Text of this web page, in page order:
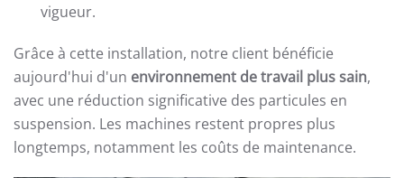
vigueur.
Grâce à cette installation, notre client bénéficie
aujourd'hui d'un environnement de travail plus sain,
avec une réduction significative des particules en
suspension. Les machines restent propres plus
longtemps, notamment les coûts de maintenance.